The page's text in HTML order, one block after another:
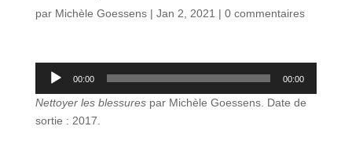
par Michèle Goessens| Jan 2, 2021 | 0 commentaires
Lecteur
00:00 00:00
Nettoyer les blessurespar Michèle Goessens. Date de
sortie : 2017.